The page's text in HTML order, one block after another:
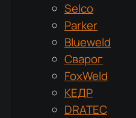
Selco
Parker
Blueweld
Сварог
FoxWeld
КЕДР
DRATEC